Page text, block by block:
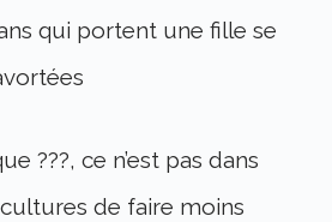
qui portent une fille se
???, ce n’est pas dans
de faire moins